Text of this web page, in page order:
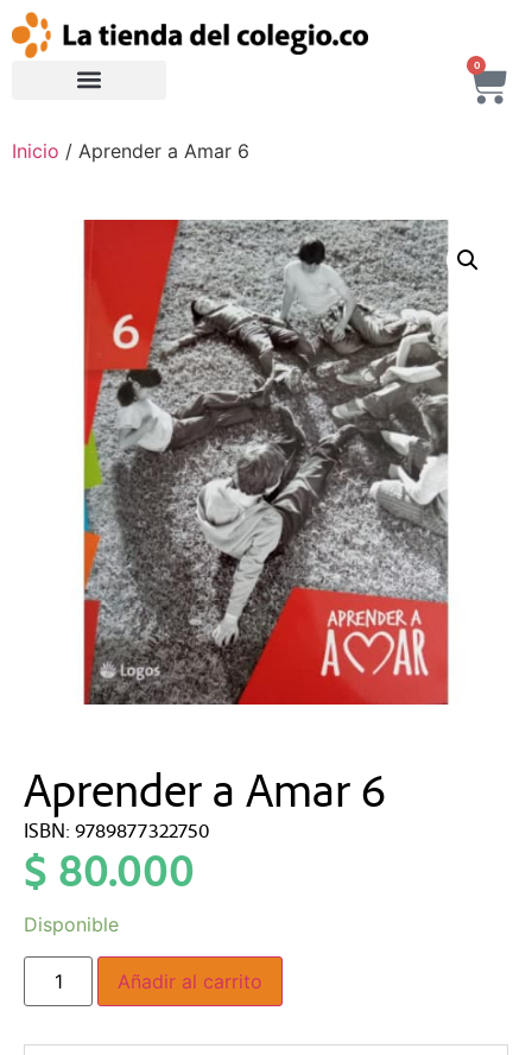
0
Inicio / Aprender a Amar 6
Aprender a Amar 6
ISBN: 9789877322750
$ 80.000
Disponible
Añadir al carrito